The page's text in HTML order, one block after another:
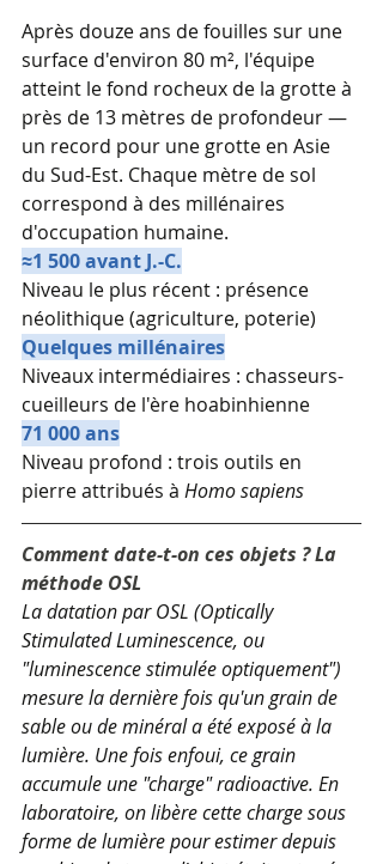
Après douze ans de fouilles sur une
surface d'environ 80 m², l'équipe
atteint le fond rocheux de la grotte à
près de 13 mètres de profondeur —
un record pour une grotte en Asie
du Sud-Est. Chaque mètre de sol
correspond à des millénaires
d'occupation humaine.
≈1 500 avant J.-C.
Niveau le plus récent : présence
néolithique (agriculture, poterie)
Quelques millénaires
Niveaux intermédiaires : chasseurs-
cueilleurs de l'ère hoabinhienne
71 000 ans
Niveau profond : trois outils en
pierre attribués à Homo sapiens
Comment date-t-on ces objets ? La
méthode OSL
La datation par OSL (Optically
Stimulated Luminescence, ou
"luminescence stimulée optiquement")
mesure la dernière fois qu'un grain de
sable ou de minéral a été exposé à la
lumière. Une fois enfoui, ce grain
accumule une "charge" radioactive. En
laboratoire, on libère cette charge sous
forme de lumière pour estimer depuis